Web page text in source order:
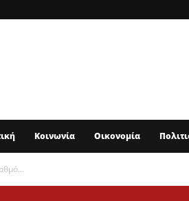
Κοινωνία Οικονομία